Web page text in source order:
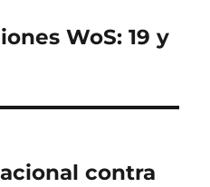
WoS: 19 y
contra